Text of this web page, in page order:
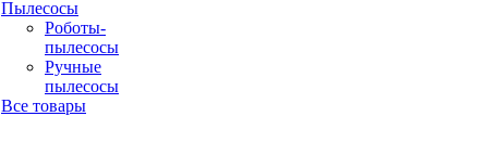
Пылесосы
Роботы-
пылесосы
Ручные
пылесосы
Все товары